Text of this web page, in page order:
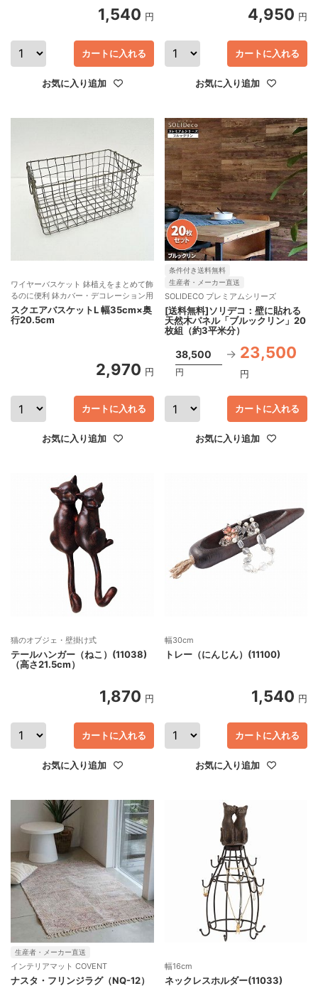
1,540 円
カートに入れる
お気に入り追加
4,950 円
カートに入れる
お気に入り追加
ワイヤーバスケット 鉢植えをまとめて飾
るのに便利 鉢カバー・デコレーション用
スクエアバスケットL 幅35cm×奥
行20.5cm
2,970 円
カートに入れる
お気に入り追加
条件付き送料無料
生産者・メーカー直送
SOLIDECO プレミアムシリーズ
[送料無料]ソリデコ：壁に貼れる
天然木パネル「ブルックリン」20
枚組（約3平米分）
38,500
円
23,500
円
カートに入れる
お気に入り追加
猫のオブジェ・壁掛け式
テールハンガー（ねこ）(11038)
（高さ21.5cm）
1,870 円
カートに入れる
お気に入り追加
幅30cm
トレー（にんじん）(11100)
1,540 円
カートに入れる
お気に入り追加
生産者・メーカー直送
インテリアマット COVENT
ナスタ・フリンジラグ（NQ-12）
幅16cm
ネックレスホルダー(11033)